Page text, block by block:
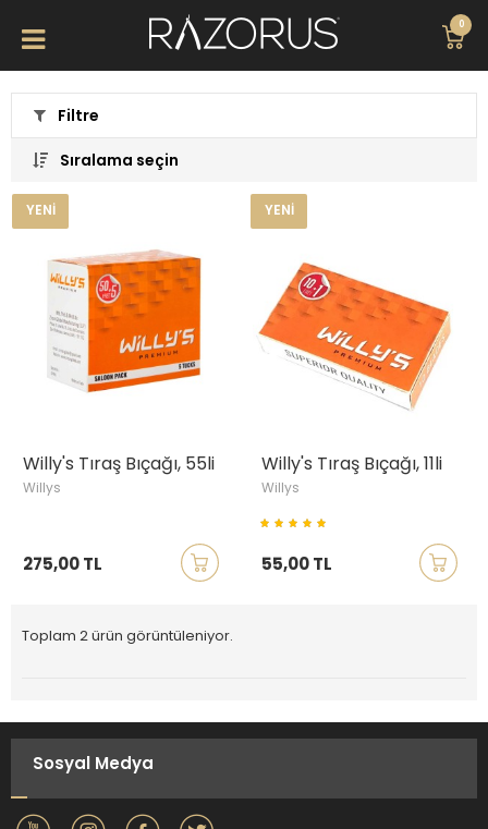
0
Filtre
Sıralama seçin
YENI
Willy's Tıraş Bıçağı, 55li
Willys
275,00 TL
YENI
Willy's Tıraş Bıçağı, 11li
Willys
55,00 TL
Toplam 2 ürün görüntüleniyor.
Sosyal Medya